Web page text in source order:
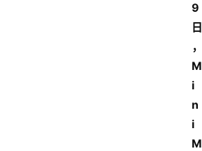
9
日
，
M
i
n
i
M